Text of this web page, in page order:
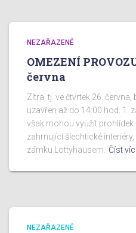
NEZAŘAZENÉ
OMEZENÍ
června
Zítra, tj. ve čtvrtek 26.
uzavřen až do 14:00 hod. 1.
však mohou využít prohlídek
zahrnující šlechtické
zámku Lottyhausem. Číst
NEZAŘAZENÉ